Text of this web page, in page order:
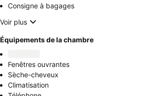
Consigne à bagages
Voir plus
Équipements de la chambre
Fenêtres ouvrantes
Sèche-cheveux
Climatisation